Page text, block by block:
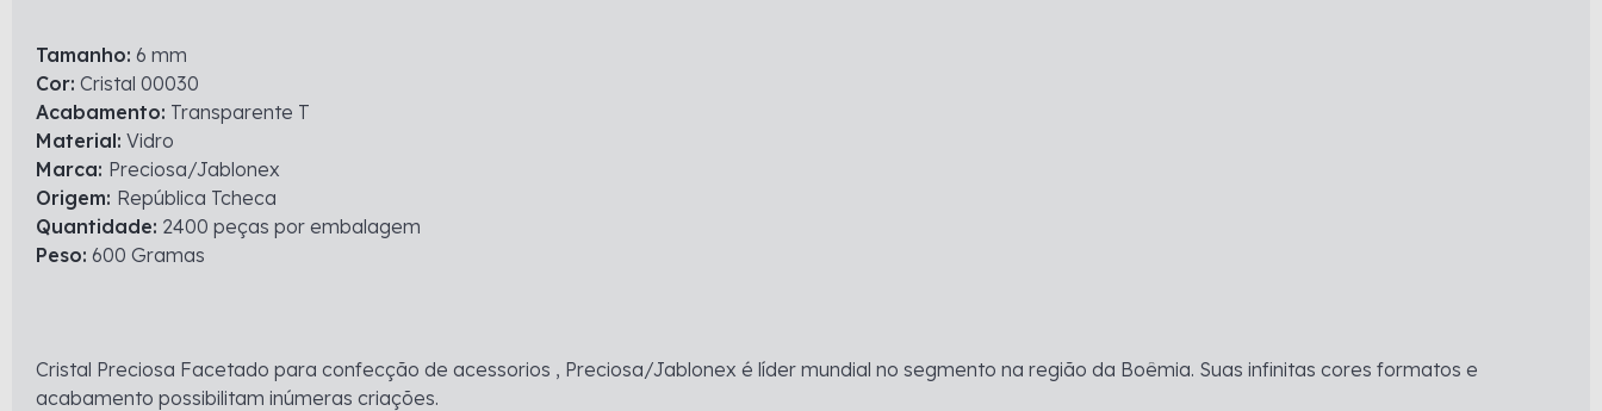
Tamanho: 6 mm
Cor: Cristal 00030
Acabamento: Transparente T
Material: Vidro
Marca: Preciosa/Jablonex
Origem: República Tcheca
Quantidade: 2400 peças por embalagem
Peso: 600 Gramas
Cristal Preciosa Facetado para confecção de acessorios , Preciosa/Jablonex é líder mundial no segmento na região da Boêmia. Suas infinitas cores formatos e
acabamento possibilitam inúmeras criações.